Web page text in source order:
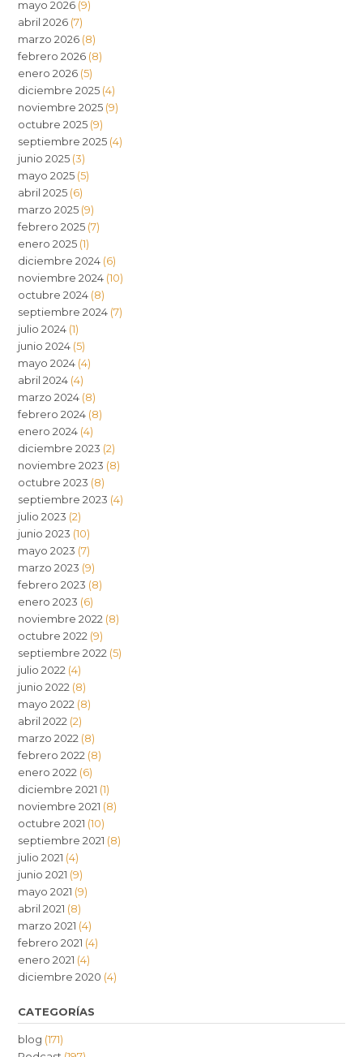
mayo 2026 (9)
abril 2026 (7)
marzo 2026 (8)
febrero 2026 (8)
enero 2026 (5)
diciembre 2025 (4)
noviembre 2025 (9)
octubre 2025 (9)
septiembre 2025 (4)
junio 2025 (3)
mayo 2025 (5)
abril 2025 (6)
marzo 2025 (9)
febrero 2025 (7)
enero 2025 (1)
diciembre 2024 (6)
noviembre 2024 (10)
octubre 2024 (8)
septiembre 2024 (7)
julio 2024 (1)
junio 2024 (5)
mayo 2024 (4)
abril 2024 (4)
marzo 2024 (8)
febrero 2024 (8)
enero 2024 (4)
diciembre 2023 (2)
noviembre 2023 (8)
octubre 2023 (8)
septiembre 2023 (4)
julio 2023 (2)
junio 2023 (10)
mayo 2023 (7)
marzo 2023 (9)
febrero 2023 (8)
enero 2023 (6)
noviembre 2022 (8)
octubre 2022 (9)
septiembre 2022 (5)
julio 2022 (4)
junio 2022 (8)
mayo 2022 (8)
abril 2022 (2)
marzo 2022 (8)
febrero 2022 (8)
enero 2022 (6)
diciembre 2021 (1)
noviembre 2021 (8)
octubre 2021 (10)
septiembre 2021 (8)
julio 2021 (4)
junio 2021 (9)
mayo 2021 (9)
abril 2021 (8)
marzo 2021 (4)
febrero 2021 (4)
enero 2021 (4)
diciembre 2020 (4)
CATEGORÍAS
blog (171)